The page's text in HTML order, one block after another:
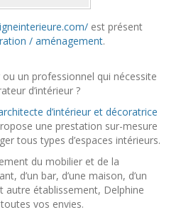
est présent
/ aménagement.
un professionnel qui nécessite
d’intérieur ?
d’intérieur et décoratrice
une prestation sur-mesure
tous types d’espaces intérieurs.
du mobilier et de la
d’un bar, d’une maison, d’un
autre établissement, Delphine
vos envies.